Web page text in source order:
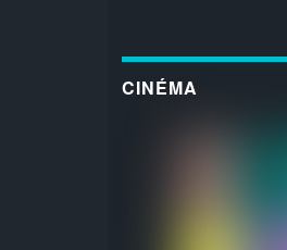
CINÉMA